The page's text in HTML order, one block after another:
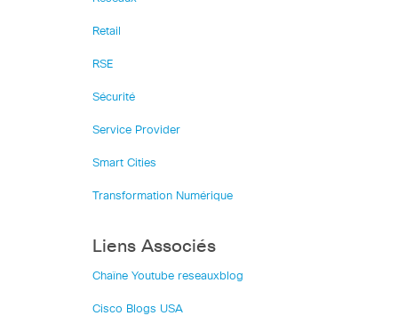
Retail
RSE
Sécurité
Service Provider
Smart Cities
Transformation Numérique
Liens Associés
Chaîne Youtube reseauxblog
Cisco Blogs USA